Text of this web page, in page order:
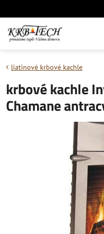
liatinové krbové kachle
krbové kachle
Chamane